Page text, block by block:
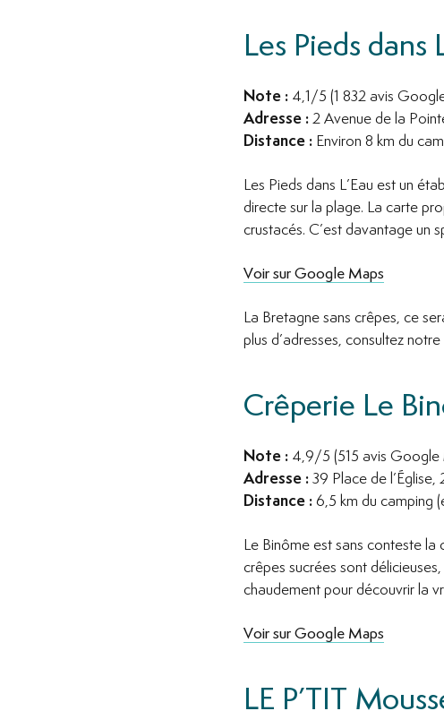
Les Pieds dans
Note : 4,1/5 (1 832 avis
Adresse : 2 Avenue de la
Distance : Environ 8 km du
Les Pieds dans L’Eau est un
directe sur la plage. La carte
crustacés. C’est davantage un
Voir sur Google Maps
La Bretagne sans crêpes, ce
plus d’adresses, consultez
Crêperie Le
Note : 4,9/5 (515 avis Google
Adresse : 39 Place de l’Église,
Distance : 6,5 km du camping
Le Binôme est sans conteste
crêpes sucrées sont
chaudement pour découvrir la
Voir sur Google Maps
LE P’TIT